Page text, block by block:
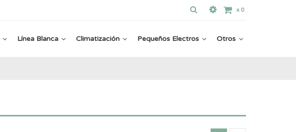
x 0
Línea Blanca Climatización Pequeños Electros Otros